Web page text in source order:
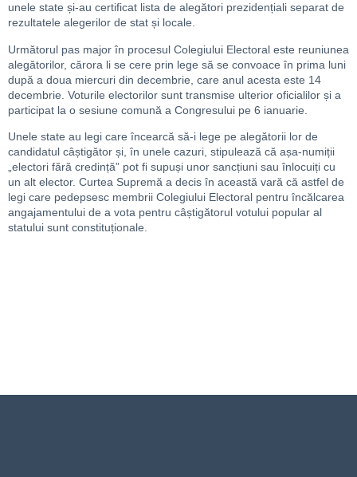
unele state și-au certificat lista de alegători prezidențiali separat de
rezultatele alegerilor de stat și locale.
Următorul pas major în procesul Colegiului Electoral este reuniunea
alegătorilor, cărora li se cere prin lege să se convoace în prima luni
după a doua miercuri din decembrie, care anul acesta este 14
decembrie. Voturile electorilor sunt transmise ulterior oficialilor și a
participat la o sesiune comună a Congresului pe 6 ianuarie.
Unele state au legi care încearcă să-i lege pe alegătorii lor de
candidatul câștigător și, în unele cazuri, stipulează că așa-numiții
„electori fără credință” pot fi supuși unor sancțiuni sau înlocuiți cu
un alt elector. Curtea Supremă a decis în această vară că astfel de
legi care pedepsesc membrii Colegiului Electoral pentru încălcarea
angajamentului de a vota pentru câștigătorul votului popular al
statului sunt constituționale.